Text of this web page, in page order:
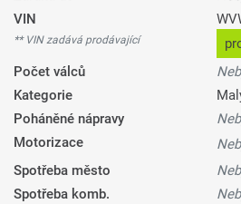
VIN
** VIN zadává prodávající
Počet válců
Kategorie
Poháněné nápravy
Motorizace
Spotřeba město
Spotřeba komb.